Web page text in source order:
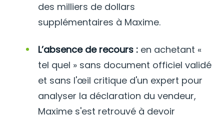
des milliers de dollars
supplémentaires à Maxime.
L’absence de recours : en achetant «
tel quel » sans document officiel validé
et sans l'œil critique d'un expert pour
analyser la déclaration du vendeur,
Maxime s'est retrouvé à devoir